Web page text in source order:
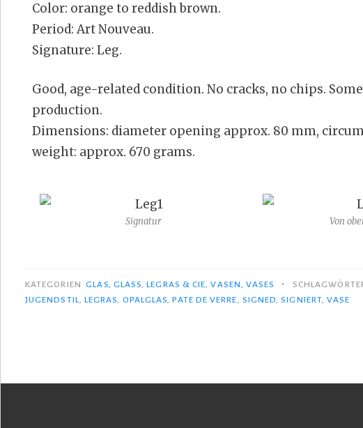
Color: orange to reddish brown.
Period: Art Nouveau.
Signature: Leg.
Good, age-related condition. No cracks, no chips.
production.
Dimensions: diameter opening approx. 80 mm,
weight: approx. 670 grams.
Signatur Von
KATEGORIEN GLAS, GLASS ,LEGRAS & CIE ,VASEN, VASES •
JUGENDSTIL
LEGRAS OPALGLAS ,PATE DE VERRE SIGNED ,SIGNIERT,VASE